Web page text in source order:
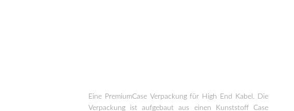
Eine PremiumCase Verpackung für High End Kabel. Die
Verpackung ist aufgebaut aus einen Kunststoff Case